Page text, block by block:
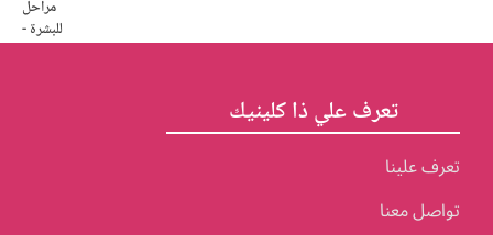
د
ك
تعرف علي ذا كلينيك
تعرف علينا
تواصل معنا